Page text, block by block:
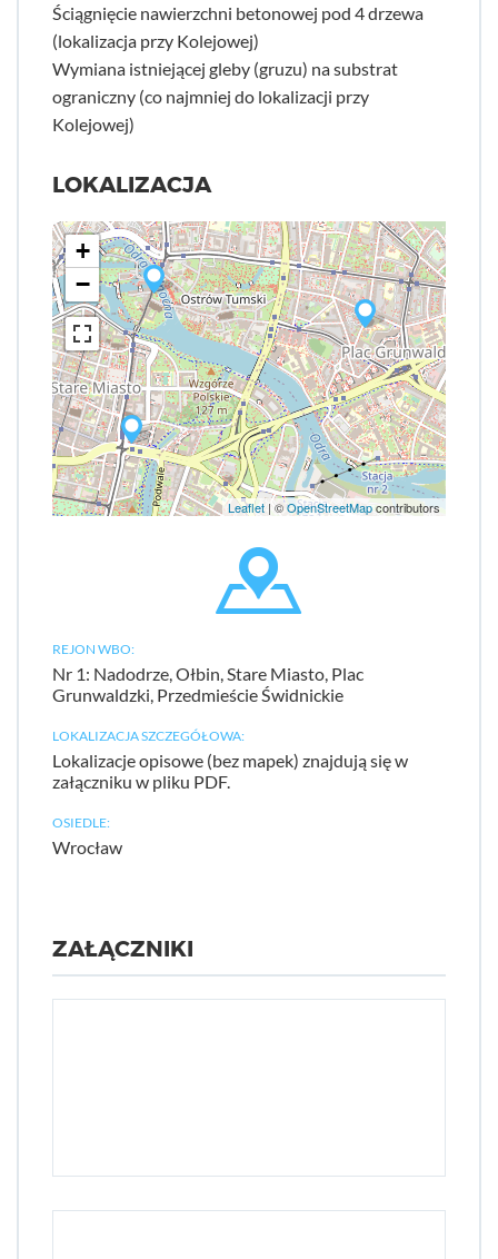
Ściągnięcie nawierzchni betonowej pod 4 drzewa
(lokalizacja przy Kolejowej)
Wymiana istniejącej gleby (gruzu) na substrat
ograniczny (co najmniej do lokalizacji przy
Kolejowej)
LOKALIZACJA
+
−
Leaflet | ©OpenStreetMapcontributors
REJON WBO:
Nr 1: Nadodrze, Ołbin, Stare Miasto, Plac
Grunwaldzki, Przedmieście Świdnickie
LOKALIZACJA SZCZEGÓŁOWA:
Lokalizacje opisowe (bez mapek) znajdują się w
załączniku w pliku PDF.
OSIEDLE:
Wrocław
ZAŁĄCZNIKI